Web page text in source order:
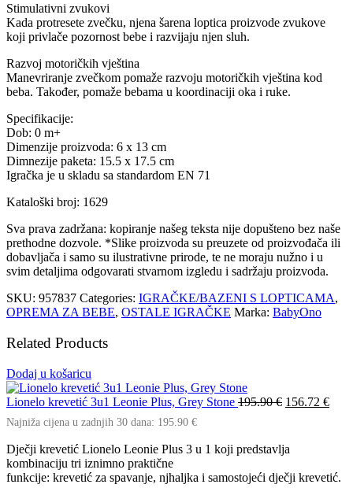
Stimulativni zvukovi
Kada protresete zvečku, njena šarena loptica proizvode zvukove
koji privlače pozornost bebe i razvijaju njen sluh.
Razvoj motoričkih vještina
Manevriranje zvečkom pomaže razvoju motoričkih vještina kod
beba. Također, pomaže bebama u koordinaciji oka i ruke.
Specifikacije:
Dob: 0 m+
Dimenzije proizvoda: 6 x 13 cm
Dimnezije paketa: 15.5 x 17.5 cm
Igračka je u skladu sa standardom EN 71
Kataloški broj: 1629
Sva prava zadržana: kopiranje našeg teksta nije dopušteno bez naše
prethodne dozvole. *Slike proizvoda su preuzete od proizvođača ili
dobavljača i samo su ilustrativne prirode, te ne moraju nužno i u
svim detaljima odgovarati stvarnom izgledu i sadržaju proizvoda.
SKU: 957837 Categories: IGRAČKE/BAZENI S LOPTICAMA,
OPREMA ZA BEBE, OSTALE IGRAČKE Marka: BabyOno
Related Products
Dodaj u košaricu
Lionelo krevetić 3u1 Leonie Plus, Grey Stone 195.90€ Izvorna
195.90 €.
156.72 €
Najniža cijena u zadnjih 30 dana: 195.90 €
Dječji krevetić Lionelo Leonie Plus 3 u 1 koji predstavlja
kombinaciju tri iznimno praktične
funkcije: krevetić za spavanje, njhaljka i samostojeći dječji krevetić.